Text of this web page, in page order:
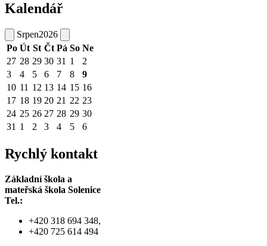
Kalendář
Srpen2026
Po Út St Čt Pá So Ne
27 28 29 30 31 1
2
3
4 5 6 7 8
9
10 11 12 13 14 15 16
17 18 19 20 21 22 23
24 25 26 27 28 29 30
31 1 2 3 4 5 6
Rychlý kontakt
Základní škola a
mateřská škola Solenice
Tel.:
+420 318 694 348,
+420 725 614 494